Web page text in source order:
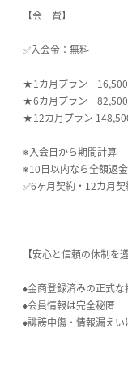
【会 費】
✅入会金：無料
★1カ月プラン 16,500
★6カ月プラン 82,500
★12カ月プラン
※入会日から期間計算
※10日以内なら全額返
✅6ヶ月契約・12カ月
【安心と信頼の体制を遵
♦金商登録済みの正式
♦会員情報は完全秘匿
♦誹謗中傷・情報漏えい